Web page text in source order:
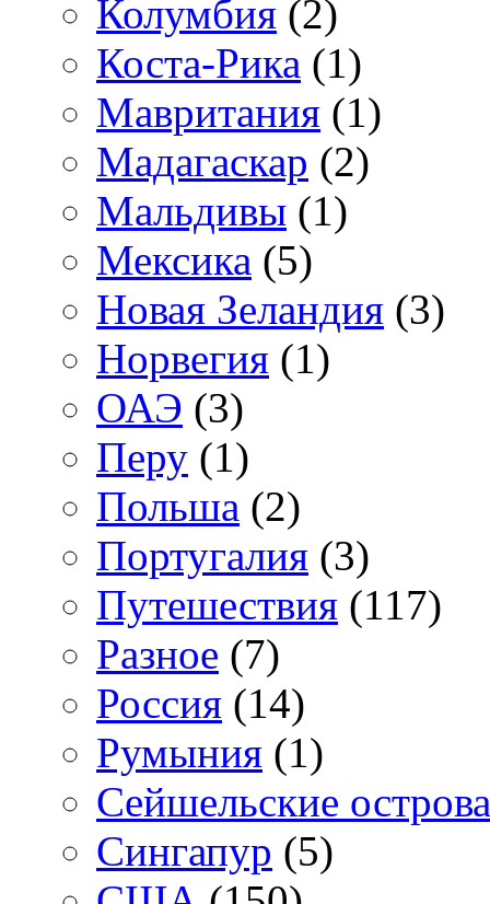
Колумбия (2)
Коста-Рика (1)
Мавритания (1)
Мадагаскар (2)
Мальдивы (1)
Мексика (5)
Новая Зеландия (3)
Норвегия (1)
ОАЭ (3)
Перу (1)
Польша (2)
Португалия (3)
Путешествия (117)
Разное (7)
Россия (14)
Румыния (1)
Сейшельские острова
Сингапур (5)